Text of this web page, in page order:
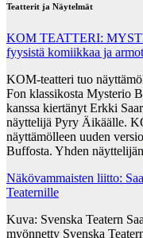
Teatterit ja Näytelmät
KOM TEATTERI:
fyysistä komiikkaa ja
KOM-teatteri tuo
Fon klassikosta Mysterio
kanssa kiertänyt Erkki
näyttelijä Pyry Äikäälle.
näyttämölleen uuden
Buffosta. Yhden näyttelijän
Näkövammaisten liitto:
Teaternille
Kuva: Svenska Teatern
myönnetty Svenska